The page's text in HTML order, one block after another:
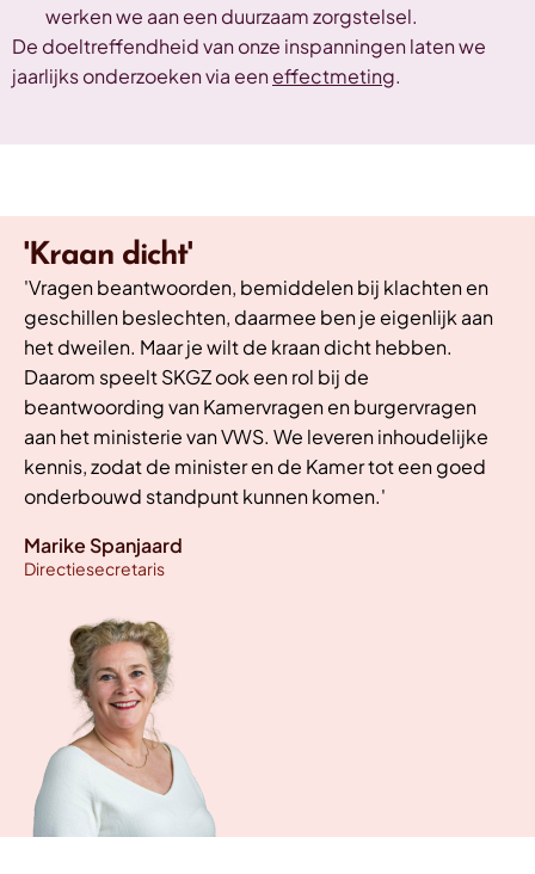
werken we aan een duurzaam zorgstelsel.
De doeltreffendheid van onze inspanningen laten we
jaarlijks onderzoeken via eeneffectmeting.
'Kraan dicht'
'Vragen beantwoorden, bemiddelen bij klachten en
geschillen beslechten, daarmee ben je eigenlijk aan
het dweilen. Maar je wilt de kraan dicht hebben.
Daarom speelt SKGZ ook een rol bij de
beantwoording van Kamervragen en burgervragen
aan het ministerie van VWS. We leveren inhoudelijke
kennis, zodat de minister en de Kamer tot een goed
onderbouwd standpunt kunnen komen.'
Marike Spanjaard
Directiesecretaris